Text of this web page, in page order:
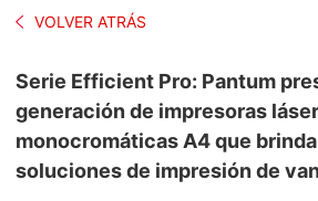
VOLVER ATRÁS
Serie Efficient Pro: Pantum
generación de impresoras láser
monocromáticas A4 que
soluciones de impresión de